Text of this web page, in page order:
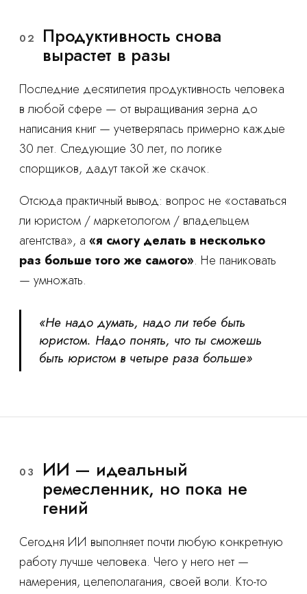
02 Продуктивность снова
вырастет в разы
Последние десятилетия продуктивность человека
в любой сфере — от выращивания зерна до
написания книг — учетверялась примерно каждые
30 лет. Следующие 30 лет, по логике
спорщиков, дадут такой же скачок.
Отсюда практичный вывод: вопрос не «оставаться
ли юристом / маркетологом / владельцем
агентства», а «я смогу делать в несколько
раз больше того же самого». Не паниковать
— умножать.
«Не надо думать, надо ли тебе быть
юристом. Надо понять, что ты сможешь
быть юристом в четыре раза больше»
03 ИИ — идеальный
ремесленник, но пока не
гений
Сегодня ИИ выполняет почти любую конкретную
работу лучше человека. Чего у него нет —
намерения, целеполагания, своей воли. Кто-то